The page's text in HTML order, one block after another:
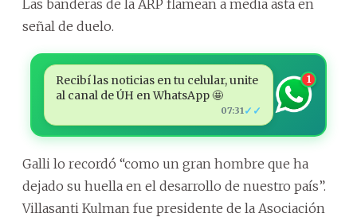
Las banderas de la ARP flamean a media asta en
señal de duelo.
Recibí las noticias en tu celular, unite
al canal de ÚH en WhatsApp 🤩
07:31 ✓✓
1
Galli lo recordó “como un gran hombre que ha
dejado su huella en el desarrollo de nuestro país”.
Villasanti Kulman fue presidente de la Asociación